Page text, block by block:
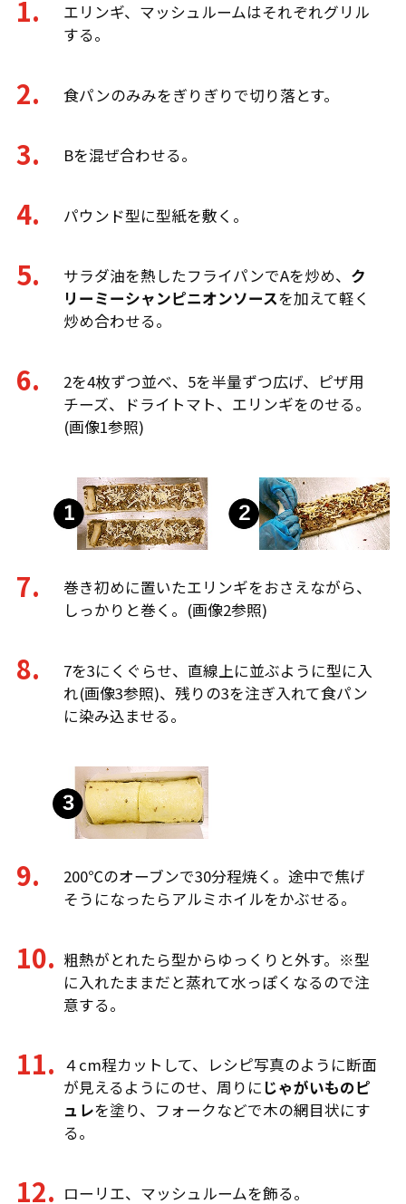
エリンギ、マッシュルームはそれぞれグリル
する。
食パンのみみをぎりぎりで切り落とす。
Bを混ぜ合わせる。
パウンド型に型紙を敷く。
サラダ油を熱したフライパンでAを炒め、 ク
リーミーシャンピニオンソースを加えて軽く
炒め合わせる。
2を4枚ずつ並べ、5を半量ずつ広げ、ピザ用
チーズ、ドライトマト、エリンギをのせる。
(画像1参照)
巻き初めに置いたエリンギをおさえながら、
しっかりと巻く。(画像2参照)
7を3にくぐらせ、直線上に並ぶように型に入
れ(画像3参照)、残りの3を注ぎ入れて食パン
に染み込ませる。
200℃のオーブンで30分程焼く。途中で焦げ
そうになったらアルミホイルをかぶせる。
粗熱がとれたら型からゆっくりと外す。※型
に入れたままだと蒸れて水っぽくなるので注
意する。
４cm程カットして、レシピ写真のように断面
が見えるようにのせ、周りに じゃがいものピ
ュレを塗り、フォークなどで木の網目状にす
る。
ローリエ、マッシュルームを飾る。